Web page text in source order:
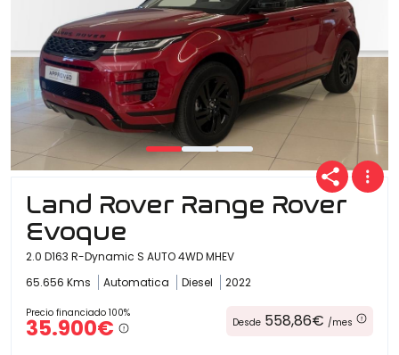
Land Rover Range Rover
Evoque
2.0 D163 R-Dynamic S AUTO 4WD MHEV
65.656 Kms
Automatica Diesel 2022
Precio financiado 100%
35.900€ Desde 558,86€ /mes